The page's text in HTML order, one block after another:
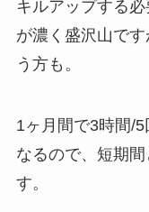
キルアップする
が濃く盛沢山で
う方も。
1ヶ月間で3時間/
なるので、短期
す。